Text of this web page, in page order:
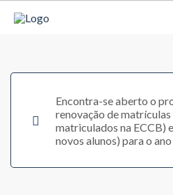
Encontra-se aberto o
renovação de matrículas
matriculados na ECCB)
novos alunos) para o